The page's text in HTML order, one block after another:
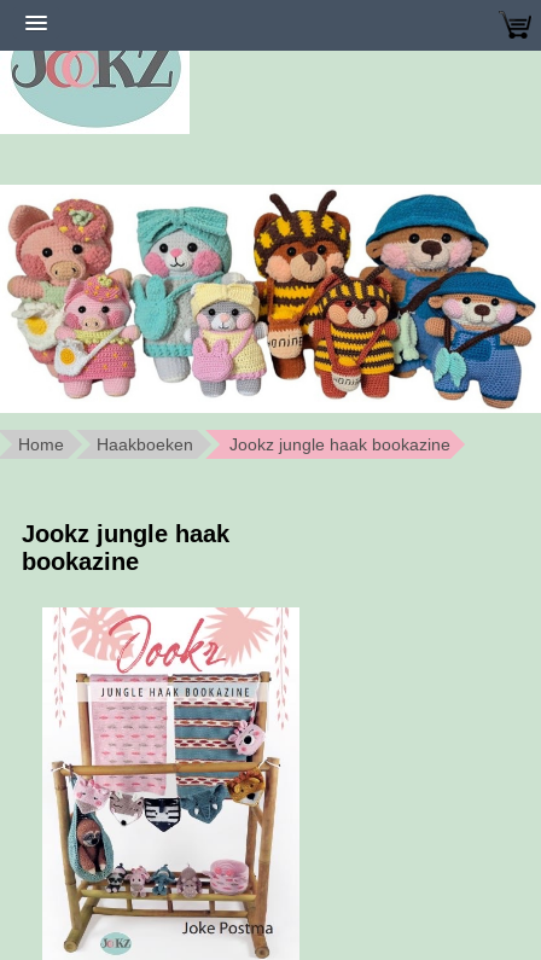
Home Haakboeken Jookz jungle haak bookazine
Jookz jungle haak
bookazine